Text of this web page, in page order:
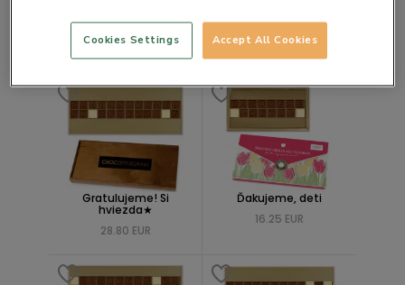
Gratulujeme! Si
hviezda★
28.80 EUR
Ďakujeme, deti
16.25 EUR
Accept All Cookies
Cookies Settings